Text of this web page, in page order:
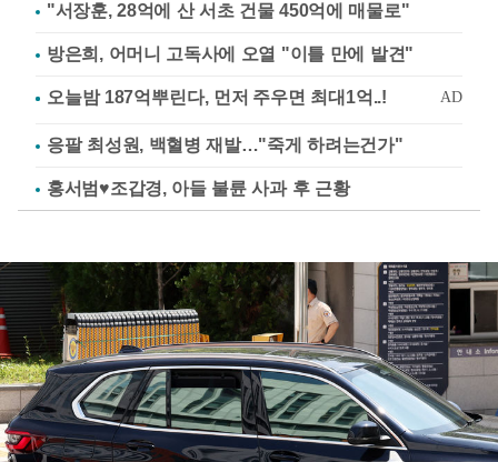
"서장훈, 28억에 산 서초 건물 450억에 매물로"
방은희, 어머니 고독사에 오열 "이틀 만에 발견"
응팔 최성원, 백혈병 재발…"죽게 하려는건가"
홍서범♥조갑경, 아들 불륜 사과 후 근황